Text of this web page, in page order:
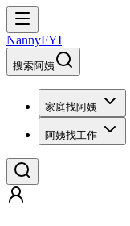
NannyFYI
搜索阿姨
家庭找阿姨
阿姨找工作